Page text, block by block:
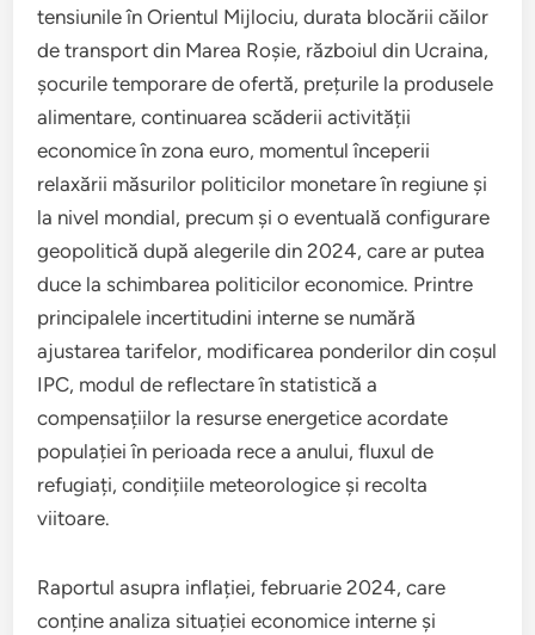
tensiunile în Orientul Mijlociu, durata blocării căilor
de transport din Marea Roșie, războiul din Ucraina,
șocurile temporare de ofertă, prețurile la produsele
alimentare, continuarea scăderii activității
economice în zona euro, momentul începerii
relaxării măsurilor politicilor monetare în regiune și
la nivel mondial, precum și o eventuală configurare
geopolitică după alegerile din 2024, care ar putea
duce la schimbarea politicilor economice. Printre
principalele incertitudini interne se numără
ajustarea tarifelor, modificarea ponderilor din coșul
IPC, modul de reflectare în statistică a
compensațiilor la resurse energetice acordate
populației în perioada rece a anului, fluxul de
refugiați, condițiile meteorologice și recolta
viitoare.
Raportul asupra inflației, februarie 2024, care
conține analiza situației economice interne și